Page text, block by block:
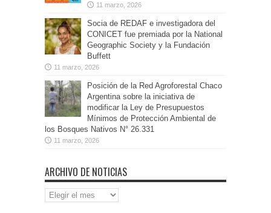
11 marzo, 2026
Socia de REDAF e investigadora del
CONICET fue premiada por la National
Geographic Society y la Fundación
Buffett
11 marzo, 2026
Posición de la Red Agroforestal Chaco
Argentina sobre la iniciativa de
modificar la Ley de Presupuestos
Mínimos de Protección Ambiental de
los Bosques Nativos N° 26.331
11 marzo, 2026
ARCHIVO DE NOTICIAS
Archivo
de